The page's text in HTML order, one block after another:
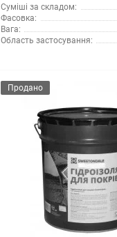
Суміші за складом:
Фасовка:
Вага:
Область застосування:
Продано